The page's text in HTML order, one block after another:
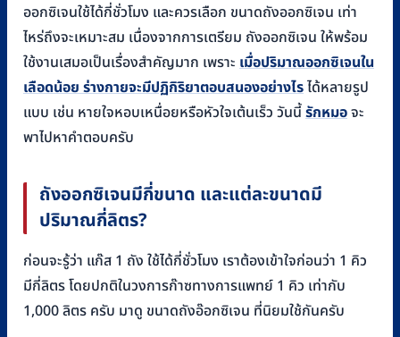
ออกซิเจนใช้ได้กี่ชั่วโมง และควรเลือก ขนาดถังออกซิเจน เท่า
ไหร่ถึงจะเหมาะสม เนื่องจากการเตรียม ถังออกซิเจน ให้พร้อม
ใช้งานเสมอเป็นเรื่องสำคัญมาก เพราะ เมื่อปริมาณออกซิเจนใน
เลือดน้อย ร่างกายจะมีปฏิกิริยาตอบสนองอย่างไรได้หลายรูป
แบบ เช่น หายใจหอบเหนื่อยหรือหัวใจเต้นเร็ว วันนี้รักหมอจะ
พาไปหาคำตอบครับ
ถังออกซิเจนมีกี่ขนาด และแต่ละขนาดมี
ปริมาณกี่ลิตร?
ก่อนจะรู้ว่า แก๊ส 1 ถัง ใช้ได้กี่ชั่วโมง เราต้องเข้าใจก่อนว่า 1 คิว
มีกี่ลิตร โดยปกติในวงการก๊าซทางการแพทย์ 1 คิว เท่ากับ
1,000 ลิตร ครับ มาดู ขนาดถังอ๊อกซิเจน ที่นิยมใช้กันครับ